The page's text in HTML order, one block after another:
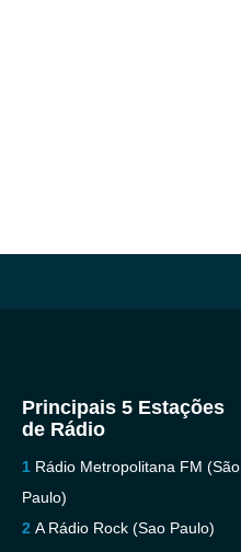
Principais 5 Estações
de Rádio
Rádio Metropolitana FM (São
Paulo)
A Rádio Rock (Sao Paulo)